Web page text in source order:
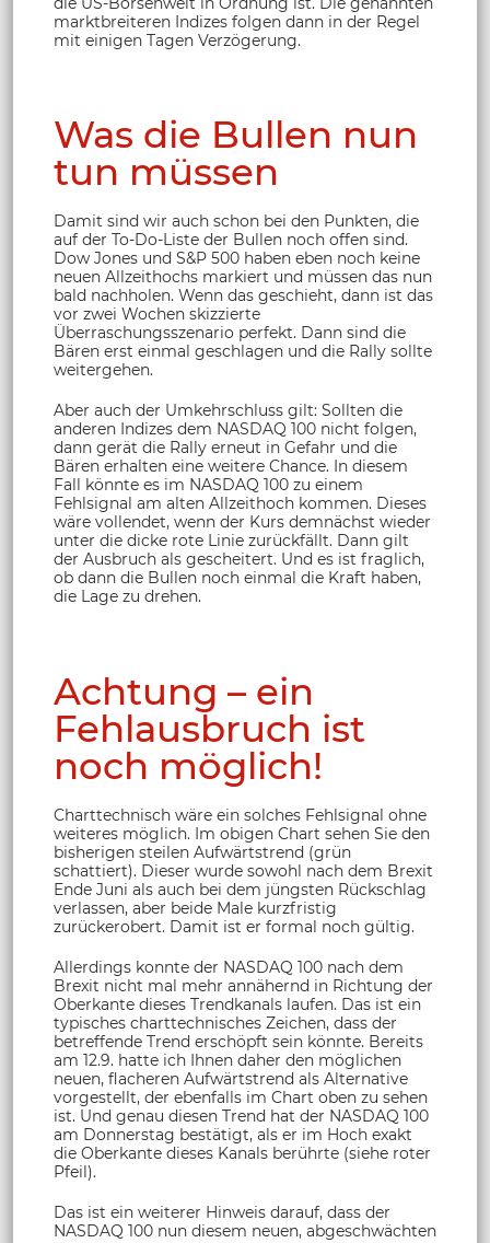
marktbreiteren Indizes folgen dann in der Regel
mit einigen Tagen Verzögerung.
Was die Bullen nun
tun müssen
Damit sind wir auch schon bei den Punkten, die
auf der To-Do-Liste der Bullen noch offen sind.
Dow Jones und S&P 500 haben eben noch keine
neuen Allzeithochs markiert und müssen das nun
bald nachholen. Wenn das geschieht, dann ist das
vor zwei Wochen skizzierte
Überraschungsszenario perfekt. Dann sind die
Bären erst einmal geschlagen und die Rally sollte
weitergehen.
Aber auch der Umkehrschluss gilt: Sollten die
anderen Indizes dem NASDAQ 100 nicht folgen,
dann gerät die Rally erneut in Gefahr und die
Bären erhalten eine weitere Chance. In diesem
Fall könnte es im NASDAQ 100 zu einem
Fehlsignal am alten Allzeithoch kommen. Dieses
wäre vollendet, wenn der Kurs demnächst wieder
unter die dicke rote Linie zurückfällt. Dann gilt
der Ausbruch als gescheitert. Und es ist fraglich,
ob dann die Bullen noch einmal die Kraft haben,
die Lage zu drehen.
Achtung – ein
Fehlausbruch ist
noch möglich!
Charttechnisch wäre ein solches Fehlsignal ohne
weiteres möglich. Im obigen Chart sehen Sie den
bisherigen steilen Aufwärtstrend (grün
schattiert). Dieser wurde sowohl nach dem Brexit
Ende Juni als auch bei dem jüngsten Rückschlag
verlassen, aber beide Male kurzfristig
zurückerobert. Damit ist er formal noch gültig.
Allerdings konnte der NASDAQ 100 nach dem
Brexit nicht mal mehr annähernd in Richtung der
Oberkante dieses Trendkanals laufen. Das ist ein
typisches charttechnisches Zeichen, dass der
betreffende Trend erschöpft sein könnte. Bereits
am 12.9. hatte ich Ihnen daher den möglichen
neuen, flacheren Aufwärtstrend als Alternative
vorgestellt, der ebenfalls im Chart oben zu sehen
ist. Und genau diesen Trend hat der NASDAQ 100
am Donnerstag bestätigt, als er im Hoch exakt
die Oberkante dieses Kanals berührte (siehe roter
Pfeil).
Das ist ein weiterer Hinweis darauf, dass der
NASDAQ 100 nun diesem neuen, abgeschwächten